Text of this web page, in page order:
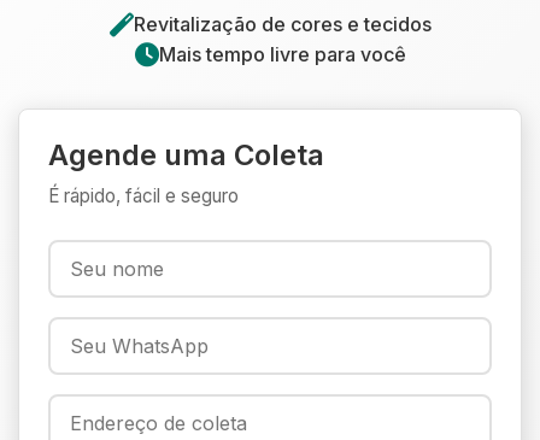
Revitalização de cores e tecidos
Mais tempo livre para você
Agende uma Coleta
É rápido, fácil e seguro